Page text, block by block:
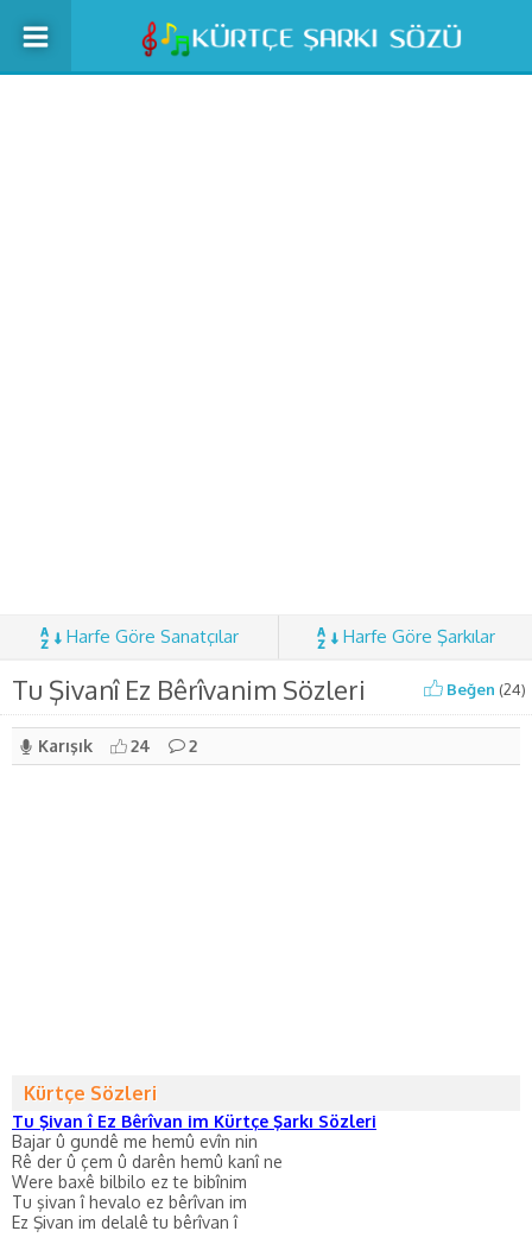
Harfe Göre Sanatçılar Harfe Göre Şarkılar
Tu Şivanî Ez Bêrîvanim Sözleri Beğen (24)
Karışık 24 2
Kürtçe Sözleri
Tu Şivan î Ez Bêrîvan im Kürtçe Şarkı Sözleri
Bajar û gundê me hemû evîn nin
Rê der û çem û darên hemû kanî ne
Were baxê bilbilo ez te bibînim
Tu şivan î hevalo ez bêrîvan im
Ez Şivan im delalê tu bêrîvan î